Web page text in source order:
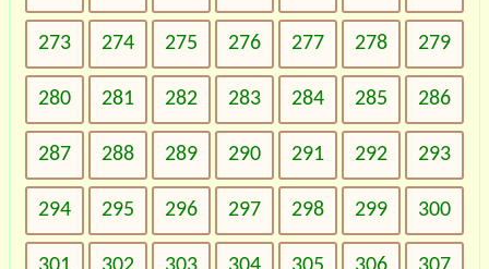
273 274 275 276 277 278 279
280 281 282 283 284 285 286
287 288 289 290 291 292 293
294 295 296 297 298 299 300